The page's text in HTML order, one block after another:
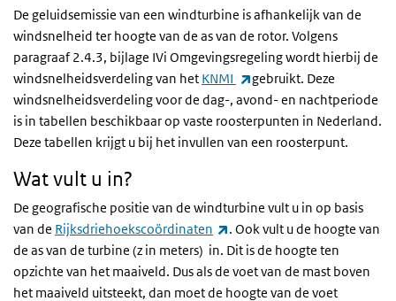
De geluidsemissie van een windturbine is afhankelijk van de
windsnelheid ter hoogte van de as van de rotor. Volgens
paragraaf 2.4.3, bijlage IVi Omgevingsregeling wordt hierbij de
windsnelheidsverdeling van het KNMI (externe link)
gebruikt. Deze
windsnelheidsverdeling voor de dag-, avond- en nachtperiode
is in tabellen beschikbaar op vaste roosterpunten in Nederland.
Deze tabellen krijgt u bij het invullen van een roosterpunt.
Wat vult u in?
De geografische positie van de windturbine vult u in op basis
van de Rijksdriehoekscoördinaten (externe link)
. Ook vult u de hoogte van
de as van de turbine (z in meters) in. Dit is de hoogte ten
opzichte van het maaiveld. Dus als de voet van de mast boven
het maaiveld uitsteekt, dan moet de hoogte van de voet